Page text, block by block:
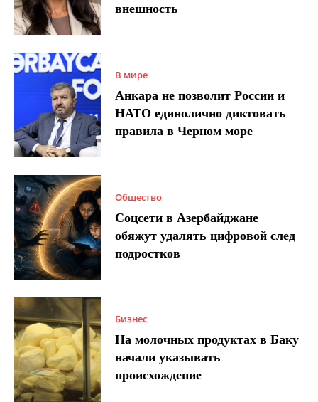
внешность
В мире
Анкара не позволит России и
НАТО единолично диктовать
правила в Черном море
Общество
Соцсети в Азербайджане
обяжут удалять цифровой след
подростков
Бизнес
На молочных продуктах в Баку
начали указывать
происхождение